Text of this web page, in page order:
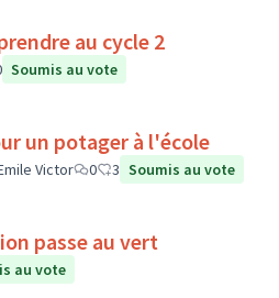
au cycle 2
Soumis au vote
un potager à l'école
Victor 0 3 Soumis au vote
passe au vert
au vote